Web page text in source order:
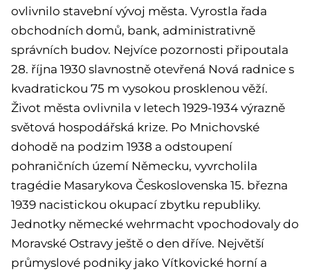
ovlivnilo stavební vývoj města. Vyrostla řada
obchodních domů, bank, administrativně
správních budov. Nejvíce pozornosti připoutala
28. října 1930 slavnostně otevřená Nová radnice s
kvadratickou 75 m vysokou prosklenou věží.
Život města ovlivnila v letech 1929-1934 výrazně
světová hospodářská krize. Po Mnichovské
dohodě na podzim 1938 a odstoupení
pohraničních území Německu, vyvrcholila
tragédie Masarykova Československa 15. března
1939 nacistickou okupací zbytku republiky.
Jednotky německé wehrmacht vpochodovaly do
Moravské Ostravy ještě o den dříve. Největší
průmyslové podniky jako Vítkovické horní a